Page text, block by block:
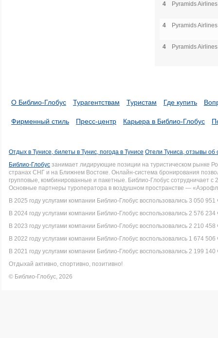
4 Pyramids Airlines
4 Pyramids Airlines
4 Pyramids Airlines
О Библио-Глобус Турагентствам Туристам Где купить
Фирменный стиль Пресс-центр Карьера в Библио-Глобус
Отдых в Тунисе, билеты в Тунис, погода в Тунисе Отели Туниса, отзывы об
Библио-Глобус занимает лидирующие позиции на туристическом рынке
странах СНГ и на Ближнем Востоке. Онлайн-система бронирования
групповые, комбинированные и пакетные. Библио-Глобус сотрудничает
Основные партнеры туроператора в воздушном пространстве —
В 2025 году услугами компании Библио-Глобус воспользовались 3 050 951
В 2024 году услугами компании Библио-Глобус воспользовались 2 576 234
В 2023 году услугами компании Библио-Глобус воспользовались 2 210 458
В 2022 году услугами компании Библио-Глобус воспользовались 1 674 506
В 2021 году услугами компании Библио-Глобус воспользовались 2 199 140
Отдыхай активно, спортивно, позитивно!
© Библио-Глобус, 2026